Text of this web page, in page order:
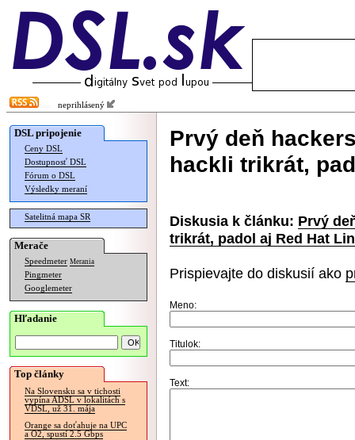
neprihlásený
DSL pripojenie
Ceny DSL
Dostupnosť DSL
Fórum o DSL
Výsledky meraní
Satelitná mapa SR
Merače
Speedmeter Merania
Pingmeter
Googlemeter
Hľadanie
Top články
Na Slovensku sa v tichosti
vypína ADSL v lokalitách s
VDSL, už 31. mája
Orange sa doťahuje na UPC
a O2, spustí 2.5 Gbps
Prvý deň
hackli trikrát,
Diskusia k článku: Prvý
trikrát, padol aj Red Hat
Prispievajte do diskusií ako
Meno:
Titulok:
Text: